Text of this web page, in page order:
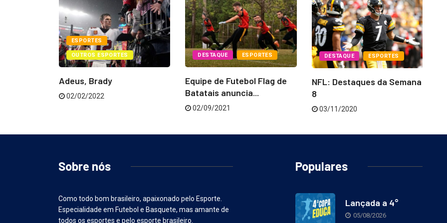
ESPORTES
OUTROS ESPORTES
Adeus, Brady
02/02/2022
DESTAQUE ESPORTES
Equipe de Futebol Flag de
Batatais anuncia...
02/09/2021
DESTAQUE ESPORTES
NFL: Destaques da Semana
8
03/11/2020
Sobre nós
Como todo bom brasileiro, apaixonado pelo Esporte.
Especialidade em Futebol e Basquete, mas amante de
todos os esportes e pelo esporte brasileiro.
Populares
Lançada a 4°
05/08/2026